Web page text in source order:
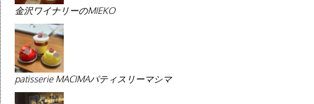
金沢ワイナリーのMIEKO
patisserie MACIMAパティスリーマシマ